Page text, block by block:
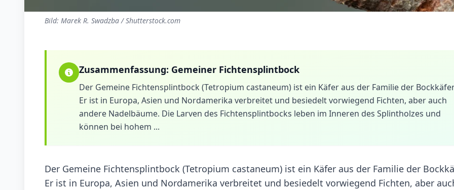
Bild: Marek R. Swadzba / Shutterstock.com
Zusammenfassung: Gemeiner Fichtensplintbock
Der Gemeine Fichtensplintbock (Tetropium castaneum) ist ein Käfer aus der Familie der
Er ist in Europa, Asien und Nordamerika verbreitet und besiedelt vorwiegend Fichten, aber auch
andere Nadelbäume. Die Larven des Fichtensplintbocks leben im Inneren des Splintholzes und
können bei hohem ...
Der Gemeine Fichtensplintbock (Tetropium castaneum) ist ein Käfer aus der Familie der
Er ist in Europa, Asien und Nordamerika verbreitet und besiedelt vorwiegend Fichten, aber